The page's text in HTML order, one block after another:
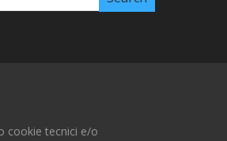
cookie tecnici e/o